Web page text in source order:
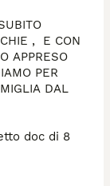
,  E CON
APPRESO
PER
DAL
doc di 8